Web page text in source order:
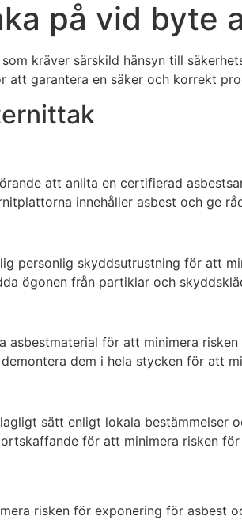
på vid byte
kräver särskild hänsyn till
att garantera en säker och korrekt
att anlita en certifierad
innehåller asbest och ge
personlig skyddsutrustning för att
ögonen från partiklar och
asbestmaterial för att minimera
dem i hela stycken för att
sätt enligt lokala bestämmelser
för att minimera risken
risken för exponering för